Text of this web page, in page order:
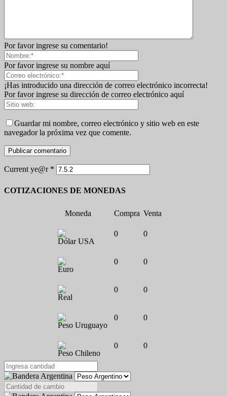
Por favor ingrese su comentario!
Por favor ingrese su nombre aquí
¡Has introducido una dirección de correo electrónico incorrecta!
Por favor ingrese su dirección de correo electrónico aquí
Guardar mi nombre, correo electrónico y sitio web en este
navegador la próxima vez que comente.
Current ye@r *
COTIZACIONES DE MONEDAS
Moneda Compra Venta
Dólar USA
0 0
Euro
0 0
Real
0 0
Peso Uruguayo
0 0
Peso Chileno
0 0